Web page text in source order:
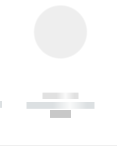
------------
----------- -----------